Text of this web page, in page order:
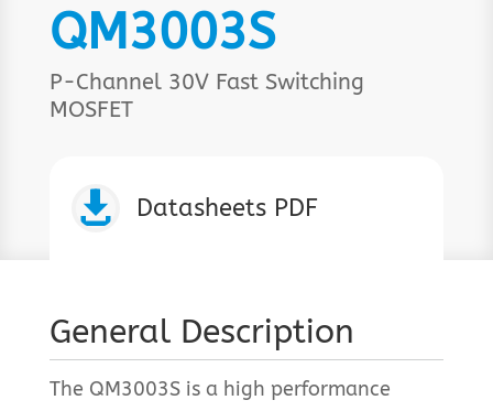
QM3003S
P-Channel 30V Fast Switching
MOSFET
 Datasheets PDF
General Description
The QM3003S is a high performance